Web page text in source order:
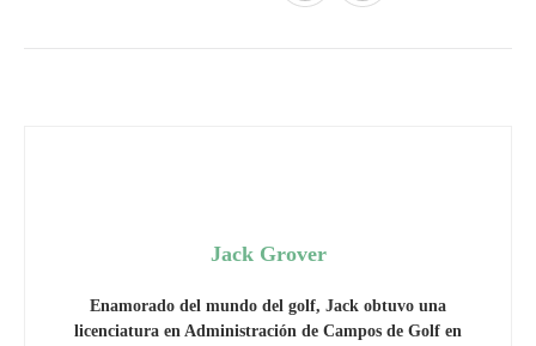
Jack Grover
Enamorado del mundo del golf, Jack obtuvo una
licenciatura en Administración de Campos de Golf en